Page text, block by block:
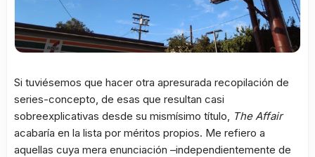
Si tuviésemos que hacer otra apresurada recopilación de
series-concepto, de esas que resultan casi
sobreexplicativas desde su mismísimo título,
The Affair
acabaría en la lista por méritos propios. Me refiero a
aquellas cuya mera enunciación –independientemente de